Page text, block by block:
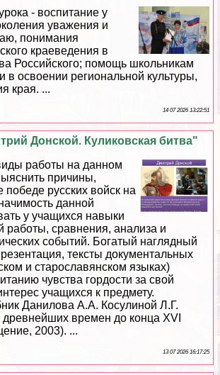
- воспитание у
уважения и
понимания
краеведения в
Российского; помощь школьникам
в освоении региональной культуры,
края. ...
14 07 2026 13:22:51
Донской. Куликовская битва"
работы на данном
причины,
русских войск на
данной
у учащихся навыки
работы, сравнения, анализа и
событий. Богатый наглядный
тексты документальных
и старославянском языках)
чувства гордости за свой
учащихся к предмету.
Данилова А.А. Косулиной Л.Г.
времен до конца XVI
2003). ...
13 07 2026 16:17:25